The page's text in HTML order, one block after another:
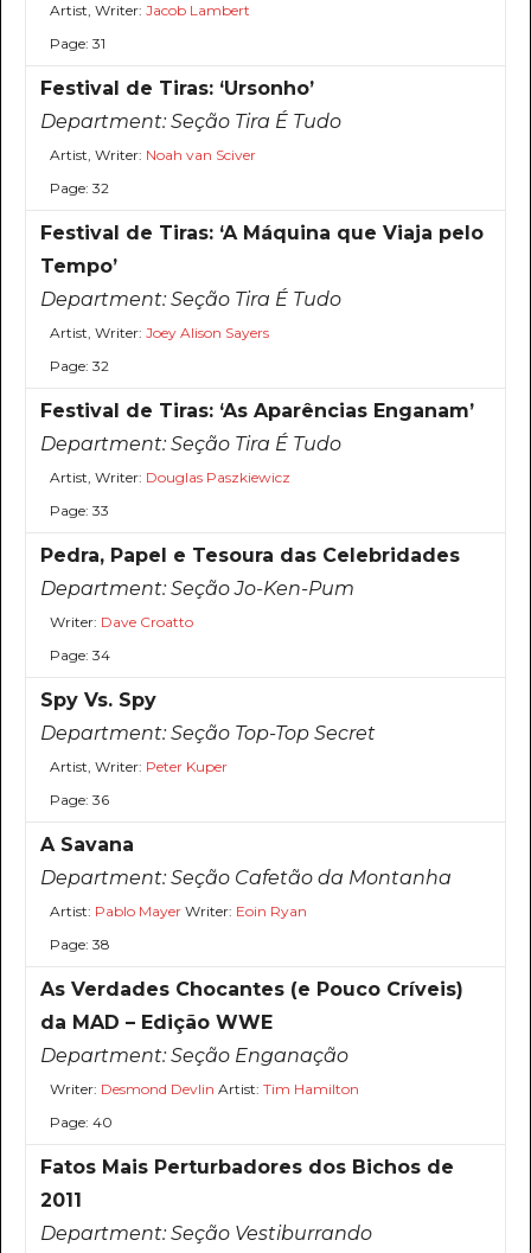
Artist, Writer: Jacob Lambert
Page: 31
Festival de Tiras: ‘Ursonho’
Department:Seção Tira É Tudo
Artist, Writer: Noah van Sciver
Page: 32
Festival de Tiras: ‘A Máquina que Viaja pelo
Tempo’
Department:Seção Tira É Tudo
Artist, Writer: Joey Alison Sayers
Page: 32
Festival de Tiras: ‘As Aparências Enganam’
Department:Seção Tira É Tudo
Artist, Writer: Douglas Paszkiewicz
Page: 33
Pedra, Papel e Tesoura das Celebridades
Department:Seção Jo-Ken-Pum
Writer: Dave Croatto
Page: 34
Spy Vs. Spy
Department:Seção Top-Top Secret
Artist, Writer: Peter Kuper
Page: 36
A Savana
Department:Seção Cafetão da Montanha
Artist: Pablo MayerWriter: Eoin Ryan
Page: 38
As Verdades Chocantes (e Pouco Críveis)
da MAD – Edição WWE
Department:Seção Enganação
Writer: Desmond Devlin Artist: Tim Hamilton
Page: 40
Fatos Mais Perturbadores dos Bichos de
2011
Department:Seção Vestiburrando